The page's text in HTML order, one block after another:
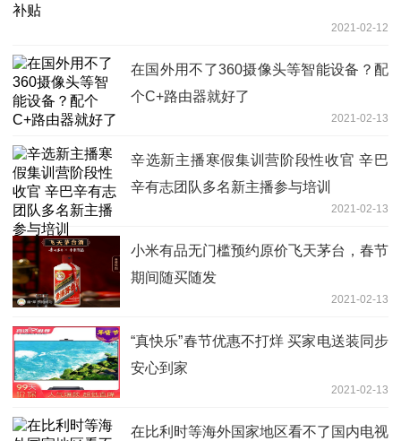
2021-02-12
在国外用不了360摄像头等智能设备？配
个C+路由器就好了
2021-02-13
辛选新主播寒假集训营阶段性收官 辛巴
辛有志团队多名新主播参与培训
2021-02-13
小米有品无门槛预约原价飞天茅台，春节
期间随买随发
2021-02-13
“真快乐”春节优惠不打烊 买家电送装同步
安心到家
2021-02-13
在比利时等海外国家地区看不了国内电视